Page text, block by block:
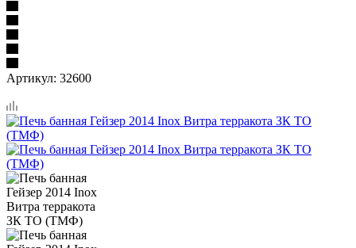
Артикул: 32600